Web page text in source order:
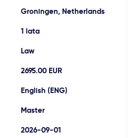
Groningen, Netherlands
1 lata
Law
2695.00 EUR
English (ENG)
Master
2026-09-01